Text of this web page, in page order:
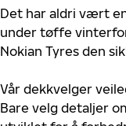
Det har aldri vært
under tøffe
Nokian Tyres den
Vår dekkvelger
Bare velg detaljer